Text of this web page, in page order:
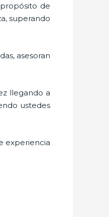
de
superando
asesoran
llegando a
ustedes
experiencia